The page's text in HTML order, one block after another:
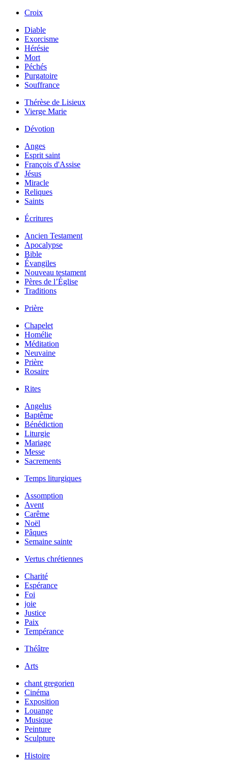
Croix
Diable
Exorcisme
Hérésie
Mort
Péchés
Purgatoire
Souffrance
Thérèse de Lisieux
Vierge Marie
Dévotion
Anges
Esprit saint
François d'Assise
Jésus
Miracle
Reliques
Saints
Écritures
Ancien Testament
Apocalypse
Bible
Évangiles
Nouveau testament
Pères de l’Église
Traditions
Prière
Chapelet
Homélie
Méditation
Neuvaine
Prière
Rosaire
Rites
Angelus
Baptême
Bénédiction
Liturgie
Mariage
Messe
Sacrements
Temps liturgiques
Assomption
Avent
Carême
Noël
Pâques
Semaine sainte
Vertus chrétiennes
Charité
Espérance
Foi
joie
Justice
Paix
Tempérance
Théâtre
Arts
chant gregorien
Cinéma
Exposition
Louange
Musique
Peinture
Sculpture
Histoire